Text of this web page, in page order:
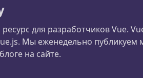
для разработчиков Vue.
Мы еженедельно публикуем
на сайте.